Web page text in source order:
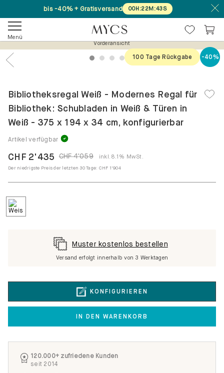
bis -40% + Gratisversand 00H:22M:43S
Menü
Vorderansicht
1 2 3 4 5
100 Tage Rückgabe -40%
Bibliotheksregal Weiß - Modernes Regal für
Bibliothek: Schubladen in Weiß & Türen in
Weiß - 375 x 194 x 34 cm, konfigurierbar
Artikel verfügbar
CHF 4'059
CHF 2'435 inkl. 8.1% MwSt.
Der niedrigste Preis der letzten 30 Tage: CHF 1'904
KONFIGURIEREN
IN DEN WARENKORB
Muster kostenlos bestellen
Versand erfolgt innerhalb von 3 Werktagen
120.000+ zufriedene Kunden
seit 2014